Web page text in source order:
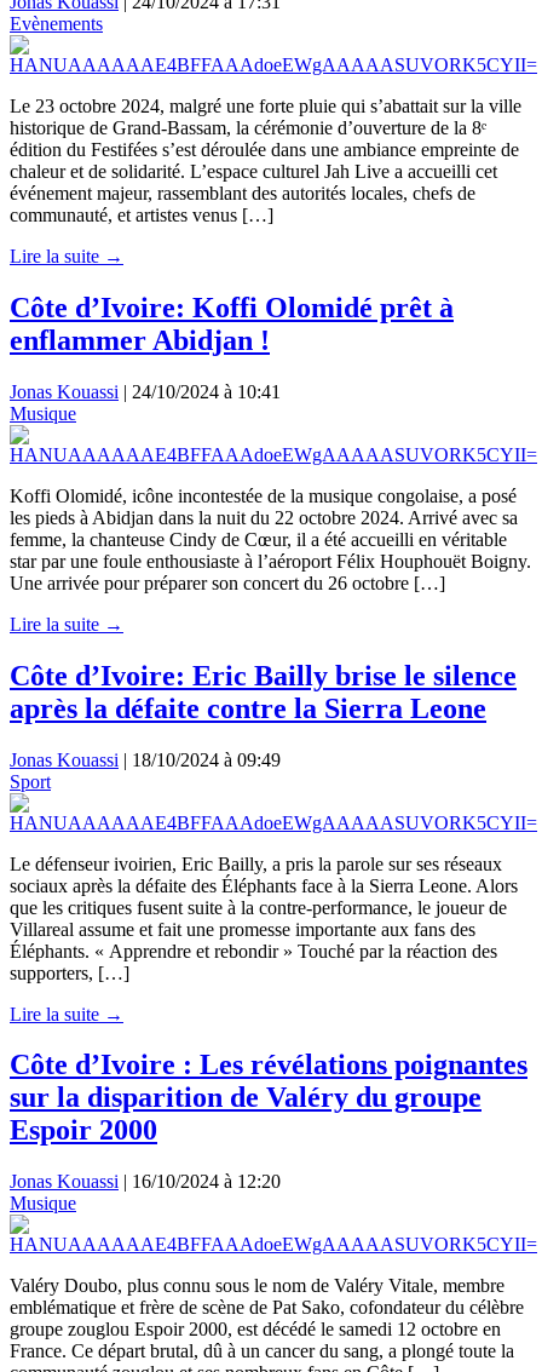
Evènements
Le 23 octobre 2024, malgré une forte pluie qui s’abattait sur la ville
historique de Grand-Bassam, la cérémonie d’ouverture de la 8ᵉ
édition du Festifées s’est déroulée dans une ambiance empreinte de
chaleur et de solidarité. L’espace culturel Jah Live a accueilli cet
événement majeur, rassemblant des autorités locales, chefs de
communauté, et artistes venus […]
Lire la suite →
Côte d’Ivoire: Koffi Olomidé prêt à
enflammer Abidjan !
Jonas Kouassi | 24/10/2024 à 10:41
Musique
Koffi Olomidé, icône incontestée de la musique congolaise, a posé
les pieds à Abidjan dans la nuit du 22 octobre 2024. Arrivé avec sa
femme, la chanteuse Cindy de Cœur, il a été accueilli en véritable
star par une foule enthousiaste à l’aéroport Félix Houphouët Boigny.
Une arrivée pour préparer son concert du 26 octobre […]
Lire la suite →
Côte d’Ivoire: Eric Bailly brise le silence
après la défaite contre la Sierra Leone
Jonas Kouassi | 18/10/2024 à 09:49
Sport
Le défenseur ivoirien, Eric Bailly, a pris la parole sur ses réseaux
sociaux après la défaite des Éléphants face à la Sierra Leone. Alors
que les critiques fusent suite à la contre-performance, le joueur de
Villareal assume et fait une promesse importante aux fans des
Éléphants. « Apprendre et rebondir » Touché par la réaction des
supporters, […]
Lire la suite →
Côte d’Ivoire : Les révélations poignantes
sur la disparition de Valéry du groupe
Espoir 2000
Jonas Kouassi | 16/10/2024 à 12:20
Musique
Valéry Doubo, plus connu sous le nom de Valéry Vitale, membre
emblématique et frère de scène de Pat Sako, cofondateur du célèbre
groupe zouglou Espoir 2000, est décédé le samedi 12 octobre en
France. Ce départ brutal, dû à un cancer du sang, a plongé toute la